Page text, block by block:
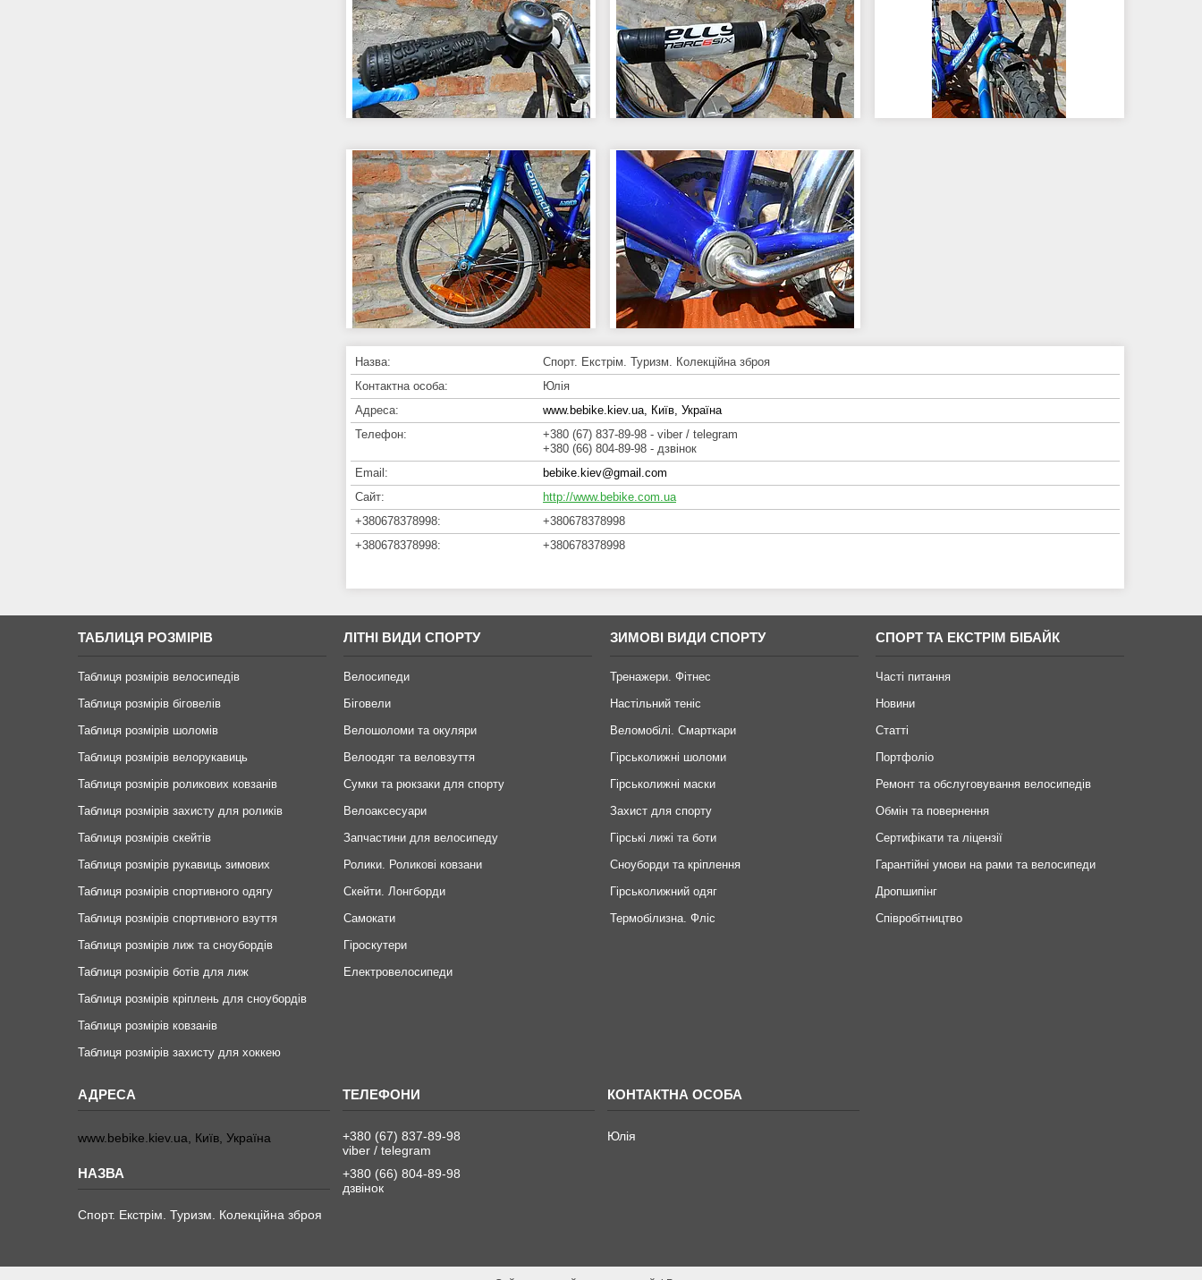
Спорт. Екстрім. Туризм. Колекційна зброя
Юлія
www.bebike.kiev.ua, Київ, Україна
+380 (67) 837-89-98
viber / telegram
+380 (66) 804-89-98
дзвінок
bebike.kiev@gmail.com
http://www.bebike.com.ua
+380678378998
+380678378998
ТАБЛИЦЯ РОЗМІРІВ
Таблиця розмірів велосипедів
Таблиця розмірів біговелів
Таблиця розмірів шоломів
Таблиця розмірів велорукавиць
Таблиця розмірів роликових ковзанів
Таблиця розмірів захисту для роликів
Таблиця розмірів скейтів
Таблиця розмірів рукавиць зимових
Таблиця розмірів спортивного одягу
Таблиця розмірів спортивного взуття
Таблиця розмірів лиж та сноубордів
Таблиця розмірів ботів для лиж
Таблиця розмірів кріплень для сноубордів
Таблиця розмірів ковзанів
Таблиця розмірів захисту для хоккею
ЛІТНІ ВИДИ СПОРТУ
Велосипеди
Біговели
Велошоломи та окуляри
Велоодяг та веловзуття
Сумки та рюкзаки для спорту
Велоаксесуари
Запчастини для велосипеду
Ролики. Роликові ковзани
Скейти. Лонгборди
Самокати
Гіроскутери
Електровелосипеди
ЗИМОВІ ВИДИ СПОРТУ
Тренажери. Фітнес
Настільний теніс
Веломобілі. Смарткари
Гірськолижні шоломи
Гірськолижні маски
Захист для спорту
Гірські лижі та боти
Сноуборди та кріплення
Гірськолижний одяг
Термобілизна. Фліс
СПОРТ ТА ЕКСТРІМ БІБАЙК
Часті питання
Новини
Статті
Портфоліо
Ремонт та обслуговування велосипедів
Обмін та повернення
Сертифікати та ліцензії
Гарантійні умови на рами та велосипеди
Дропшипінг
Співробітництво
www.bebike.kiev.ua, Київ, Україна
Спорт. Екстрім. Туризм. Колекційна зброя
+380 (67) 837-89-98
viber / telegram
+380 (66) 804-89-98
дзвінок
Юлія